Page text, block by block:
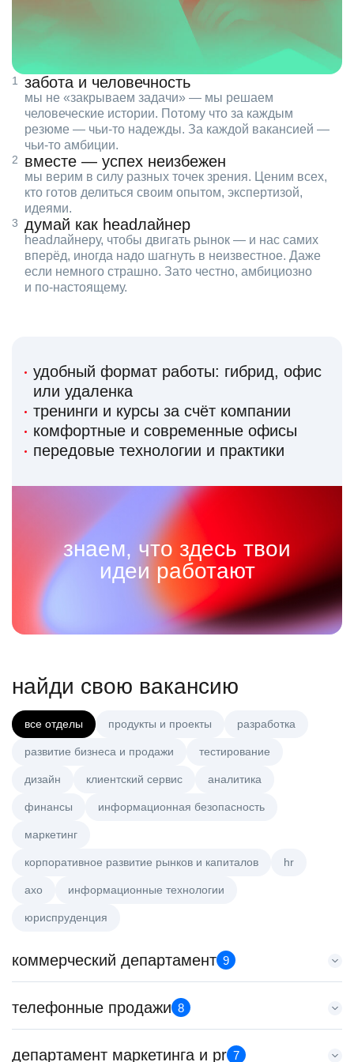
забота и человечность
мы не «закрываем задачи» — мы решаем
человеческие истории. Потому что за каждым
резюме — чьи‑то надежды. За каждой вакансией —
чьи‑то амбиции.
вместе — успех неизбежен
мы верим в силу разных точек зрения. Ценим всех,
кто готов делиться своим опытом, экспертизой,
идеями.
думай как headлайнер
headлайнеру, чтобы двигать рынок — и нас самих
вперёд, иногда надо шагнуть в неизвестное. Даже
если немного страшно. Зато честно, амбициозно
и по‑настоящему.
удобный формат работы: гибрид, офис
или удаленка
тренинги и курсы за счёт компании
комфортные и современные офисы
передовые технологии и практики
знаем, что здесь твои
идеи работают
найди свою вакансию
все отделы продукты и проекты разработка
развитие бизнеса и продажи тестирование
дизайн клиентский сервис аналитика
финансы информационная безопасность
маркетинг
корпоративное развитие рынков и капиталов hr
axo информационные технологии
юриспруденция
коммерческий департамент 9
Старший аналитик клиентской эффективности
HeadHunter::Коммерческий департамент
з/п не указана
телефонные продажи 8
Менеджер по продажам в сегменте малого и среднего
департамент маркетинга и pr 7